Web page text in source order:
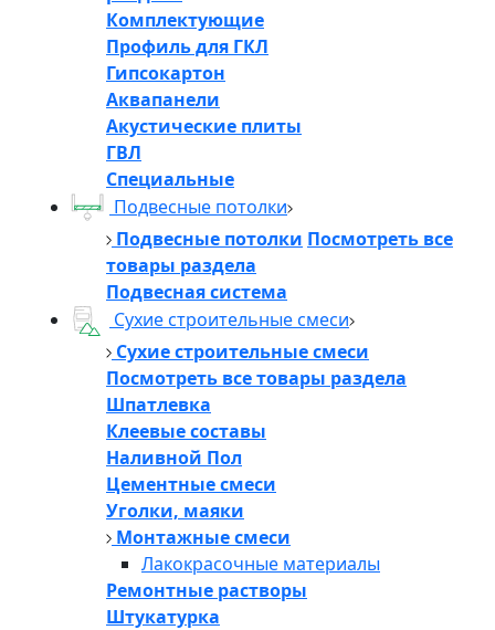
Комплектующие
Профиль для ГКЛ
Гипсокартон
Аквапанели
Акустические плиты
ГВЛ
Специальные
Подвесные потолки
Подвесные потолки Посмотреть все
товары раздела
Подвесная система
Сухие строительные смеси
Сухие строительные смеси
Посмотреть все товары раздела
Шпатлевка
Клеевые составы
Наливной Пол
Цементные смеси
Уголки, маяки
Монтажные смеси
Лакокрасочные материалы
Ремонтные растворы
Штукатурка